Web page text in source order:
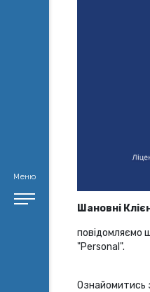
Меню
Шановні
повідомляємо
"Personal".
Ознайомитись